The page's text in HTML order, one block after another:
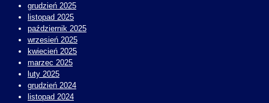
grudzień 2025
listopad 2025
październik 2025
wrzesień 2025
kwiecień 2025
marzec 2025
luty 2025
grudzień 2024
listopad 2024